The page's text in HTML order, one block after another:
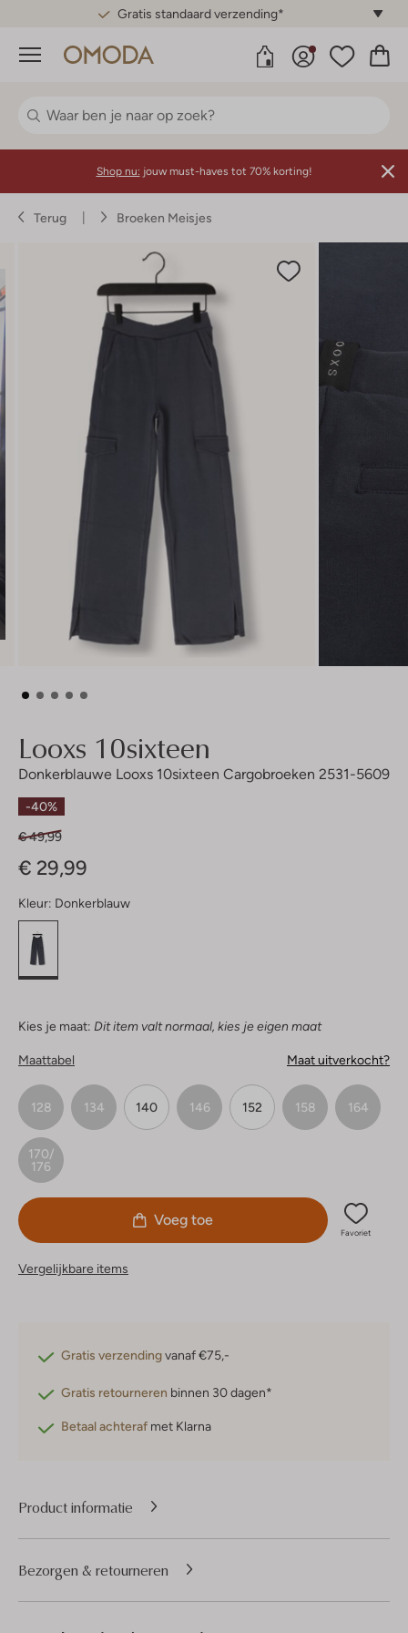
Gratis standaard verzending*
Menu
Shop nu: jouw must-haves tot 70% korting!
Terug Broeken Meisjes
Looxs 10sixteen
Donkerblauwe Looxs 10sixteen Cargobroeken 2531-5609
-40%
€ 49,99
€ 29,99
Kleur: Donkerblauw
Kies je maat: Dit item valt normaal, kies je eigen maat
Maattabel Maat uitverkocht?
128 134 140 146 152 158 164
170/
176
Voeg toe
Favoriet
Vergelijkbare items
Gratis verzendingvanaf €75,-
Gratis retourneren binnen 30 dagen*
Betaal achteraf met Klarna
Product informatie
Bezorgen & retourneren